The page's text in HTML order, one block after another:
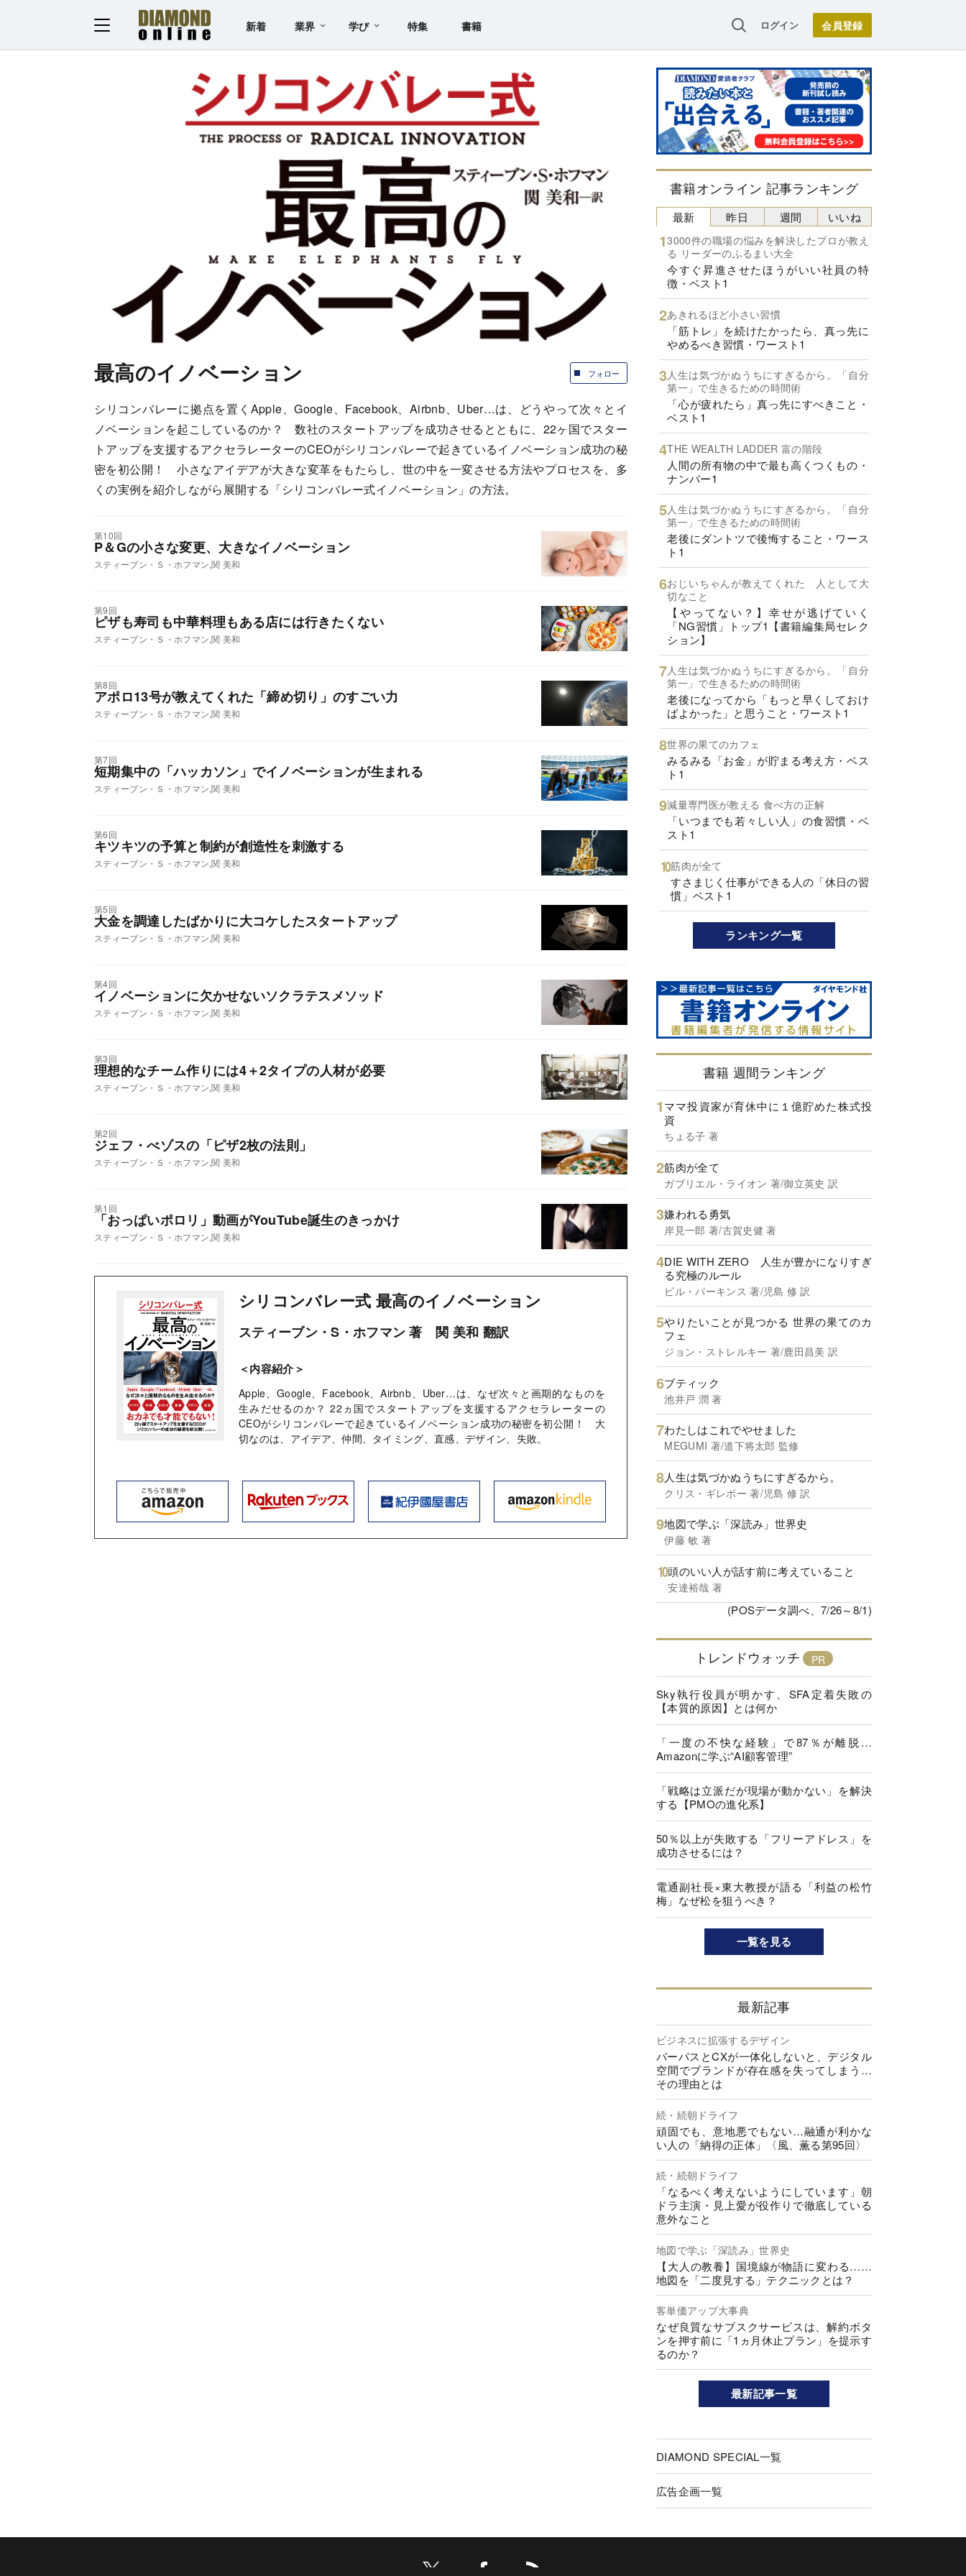
新着 業界 学び 特集 書籍 ログイン
フォロー
最高のイノベーション
シリコンバレーに拠点を置くApple、Google、Facebook、Airbnb、Uber…は、どうやって次々とイ
ノベーションを起こしているのか？ 数社のスタートアップを成功させるとともに、22ヶ国でスター
トアップを支援するアクセラレーターのCEOがシリコンバレーで起きているイノベーション成功の秘
密を初公開！ 小さなアイデアが大きな変革をもたらし、世の中を一変させる方法やプロセスを、多
くの実例を紹介しながら展開する「シリコンバレー式イノベーション」の方法。
第10回
P＆Gの小さな変更、大きなイノベーション
スティーブン・Ｓ・ホフマン,関 美和
第9回
ピザも寿司も中華料理もある店には行きたくない
スティーブン・Ｓ・ホフマン,関 美和
第8回
アポロ13号が教えてくれた「締め切り」のすごい力
スティーブン・Ｓ・ホフマン,関 美和
第7回
短期集中の「ハッカソン」でイノベーションが生まれる
スティーブン・Ｓ・ホフマン,関 美和
第6回
キツキツの予算と制約が創造性を刺激する
スティーブン・Ｓ・ホフマン,関 美和
第5回
大金を調達したばかりに大コケしたスタートアップ
スティーブン・Ｓ・ホフマン,関 美和
第4回
イノベーションに欠かせないソクラテスメソッド
スティーブン・Ｓ・ホフマン,関 美和
第3回
理想的なチーム作りには4＋2タイプの人材が必要
スティーブン・Ｓ・ホフマン,関 美和
第2回
ジェフ・べゾスの「ピザ2枚の法則」
スティーブン・Ｓ・ホフマン,関 美和
第1回
「おっぱいポロリ」動画がYouTube誕生のきっかけ
スティーブン・Ｓ・ホフマン,関 美和
シリコンバレー式 最高のイノベーション
スティーブン・S・ホフマン 著 関 美和 翻訳
＜内容紹介＞
Apple、Google、Facebook、Airbnb、Uber…は、なぜ次々と画期的なものを
生みだせるのか？ 22ヵ国でスタートアップを支援するアクセラレーターの
CEOがシリコンバレーで起きているイノベーション成功の秘密を初公開！ 大
切なのは、アイデア、仲間、タイミング、直感、デザイン、失敗。
書籍オンライン 記事ランキング
最新
3000件の職場の悩みを解決したプロが教え
る リーダーのふるまい大全
今すぐ昇進させたほうがいい社員の特
徴・ベスト1
あきれるほど小さい習慣
「筋トレ」を続けたかったら、真っ先に
やめるべき習慣・ワースト1
人生は気づかぬうちにすぎるから。「自分
第一」で生きるための時間術
「心が疲れたら」真っ先にすべきこと・
ベスト1
THE WEALTH LADDER 富の階段
人間の所有物の中で最も高くつくもの・
ナンバー1
人生は気づかぬうちにすぎるから。「自分
第一」で生きるための時間術
老後にダントツで後悔すること・ワース
ト1
おじいちゃんが教えてくれた 人として大
切なこと
【やってない？】幸せが逃げていく
「NG習慣」トップ1【書籍編集局セレク
ション】
人生は気づかぬうちにすぎるから。「自分
第一」で生きるための時間術
老後になってから「もっと早くしておけ
ばよかった」と思うこと・ワースト1
世界の果てのカフェ
みるみる「お金」が貯まる考え方・ベス
ト1
減量専門医が教える 食べ方の正解
「いつまでも若々しい人」の食習慣・ベ
スト1
筋肉が全て
すさまじく仕事ができる人の「休日の習
慣」ベスト1
昨日 週間 いいね
ランキング一覧
書籍 週間ランキング
ママ投資家が育休中に１億貯めた株式投
資
ちょる子 著
筋肉が全て
ガブリエル・ライオン 著/御立英史 訳
嫌われる勇気
岸見一郎 著/古賀史健 著
DIE WITH ZERO 人生が豊かになりすぎ
る究極のルール
ビル・パーキンス 著/児島 修 訳
やりたいことが見つかる 世界の果てのカ
フェ
ジョン・ストレルキー 著/鹿田昌美 訳
ブティック
池井戸 潤 著
わたしはこれでやせました
MEGUMI 著/道下将太郎 監修
人生は気づかぬうちにすぎるから。
クリス・ギレボー 著/児島 修 訳
地図で学ぶ「深読み」世界史
伊藤 敏 著
頭のいい人が話す前に考えていること
安達裕哉 著
(POSデータ調べ、7/26～8/1)
トレンドウォッチ
Sky執行役員が明かす、SFA定着失敗の
【本質的原因】とは何か
「一度の不快な経験」で87％が離脱…
Amazonに学ぶ“AI顧客管理”
「戦略は立派だが現場が動かない」を解決
する【PMOの進化系】
50％以上が失敗する「フリーアドレス」を
成功させるには？
電通副社長×東大教授が語る「利益の松竹
梅」なぜ松を狙うべき？
一覧を見る
最新記事
ビジネスに拡張するデザイン
パーパスとCXが一体化しないと、デジタル
空間でブランドが存在感を失ってしまう…
その理由とは
続・続朝ドライフ
頑固でも、意地悪でもない…融通が利かな
い人の「納得の正体」〈風、薫る第95回〉
続・続朝ドライフ
「なるべく考えないようにしています」朝
ドラ主演・見上愛が役作りで徹底している
意外なこと
地図で学ぶ「深読み」世界史
【大人の教養】国境線が物語に変わる……
地図を「二度見する」テクニックとは？
客単価アップ大事典
なぜ良質なサブスクサービスは、解約ボタ
ンを押す前に「1ヵ月休止プラン」を提示す
るのか？
最新記事一覧
DIAMOND SPECIAL一覧
広告企画一覧